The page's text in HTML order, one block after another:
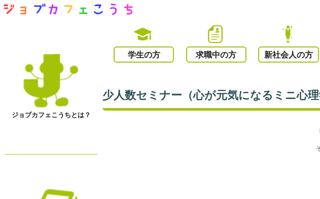
学生の方 求職中の方 新社会人の方
ジョブカフェこうちとは？
少人数セミナー（心が元気になるミニ心理